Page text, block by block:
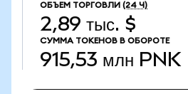
ОБЪЕМ ТОРГОВЛИ (24 Ч)
2,89 тыс. $
СУММА ТОКЕНОВ В ОБОРОТЕ
915,53 млн PNK